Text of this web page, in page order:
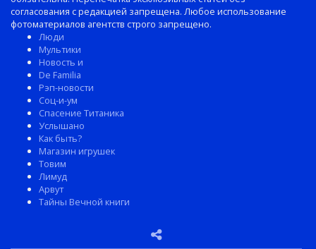
согласования с редакцией запрещена. Любое использование
фотоматериалов агентств строго запрещено.
Люди
Мультики
Новость и
De Familia
Рэп-новости
Соц-и-ум
Спасение Титаника
Услышано
Как быть?
Магазин игрушек
Товим
Лимуд
Арвут
Тайны Вечной книги